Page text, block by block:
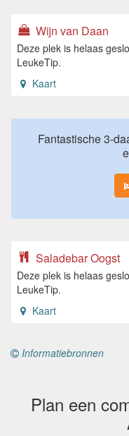
Wijn van Daan
Deze plek is helaas
LeukeTip.
Kaart
Fantastische 3-
Saladebar Oogst
Deze plek is helaas
LeukeTip.
Kaart
Informatiebronnen
Plan een